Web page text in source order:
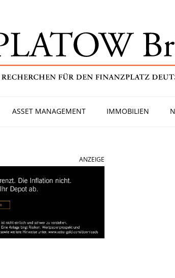
ASSET MANAGEMENT IMMOBILIEN
ANZEIGE